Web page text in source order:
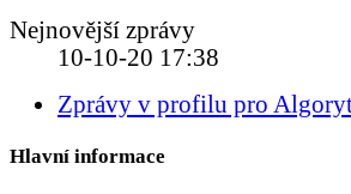
Nejnovější zprávy
10-10-20 17:38
Zprávy v profilu pro
Hlavní informace